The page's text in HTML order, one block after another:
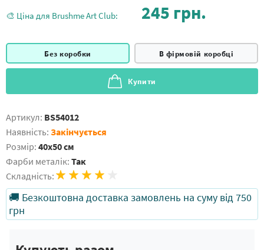
🎨 Ціна для Brushme Art Club: 245 грн.
Без коробки В фірмовій коробці
Купити
Артикул: BS54012
Наявність: Закінчується
Розмір: 40x50 см
Фарби металік: Так
Складність:
🚚 Безкоштовна доставка замовлень на суму від 750
грн